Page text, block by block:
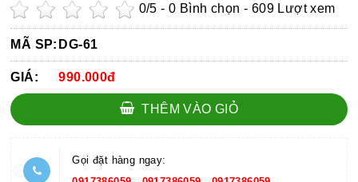
0/5 -0 Bình chọn - 609 Lượt xem
MÃ SP: DG-61
GIÁ: 990.000đ
THÊM VÀO GIỎ
Gọi đặt hàng ngay: